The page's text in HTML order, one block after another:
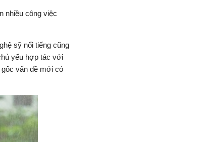
nhiều công việc
sỹ nổi tiếng cũng
yếu hợp tác với
vấn đề mới có